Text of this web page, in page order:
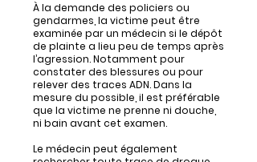
À la demande des policiers ou
gendarmes, la victime peut être
examinée par un médecin si le dépôt
de plainte a lieu peu de temps après
l’agression. Notamment pour
constater des blessures ou pour
relever des traces ADN. Dans la
mesure du possible, il est préférable
que la victime ne prenne ni douche,
ni bain avant cet examen.
Le médecin peut également